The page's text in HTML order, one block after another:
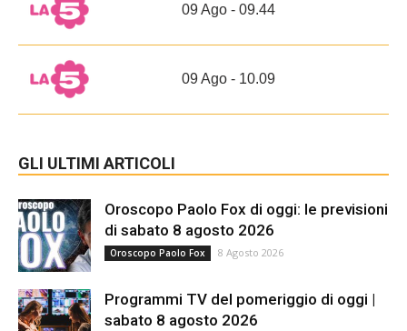
09 Ago - 09.44
09 Ago - 10.09
GLI ULTIMI ARTICOLI
Oroscopo Paolo Fox di oggi: le previsioni
di sabato 8 agosto 2026
Oroscopo Paolo Fox 8 Agosto 2026
Programmi TV del pomeriggio di oggi |
sabato 8 agosto 2026